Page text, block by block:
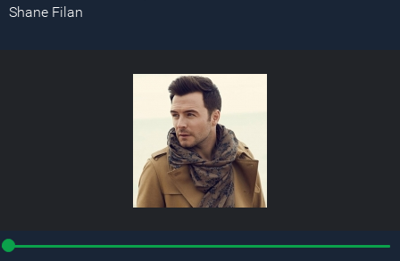
Shane Filan